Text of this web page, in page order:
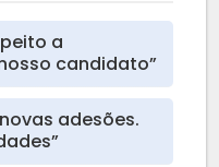
a
candidato”
adesões.